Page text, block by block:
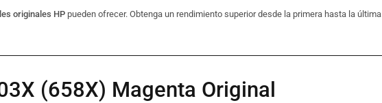
originales HP pueden ofrecer. Obtenga un rendimiento superior desde la primera hasta la última
(658X) Magenta Original